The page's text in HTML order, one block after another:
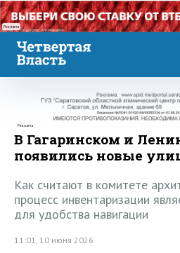
Реклама
Реклама
В Гагаринском и
появились новые
Как считают в комитете
процесс инвентаризации
для удобства навигации
11:01, 10 июня 2026